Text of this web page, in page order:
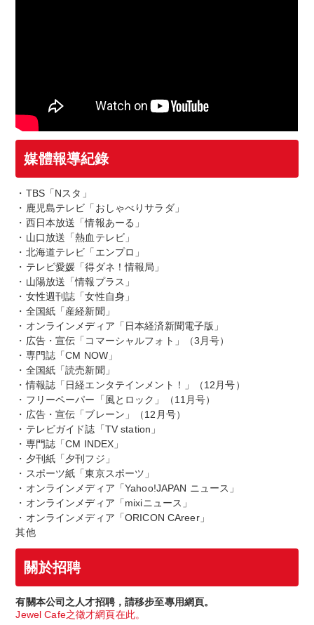
媒體報導紀錄
・TBS「Nスタ」
・鹿児島テレビ「おしゃべりサラダ」
・西日本放送「情報あーる」
・山口放送「熱血テレビ」
・北海道テレビ「エンプロ」
・テレビ愛媛「得ダネ！情報局」
・山陽放送「情報プラス」
・女性週刊誌「女性自身」
・全国紙「産経新聞」
・オンラインメディア「日本経済新聞電子版」
・広告・宣伝「コマーシャルフォト」（3月号）
・専門誌「CM NOW」
・全国紙「読売新聞」
・情報誌「日経エンタテインメント！」（12月号）
・フリーペーパー「風とロック」（11月号）
・広告・宣伝「ブレーン」（12月号）
・テレビガイド誌「TV station」
・専門誌「CM INDEX」
・夕刊紙「夕刊フジ」
・スポーツ紙「東京スポーツ」
・オンラインメディア「Yahoo!JAPAN ニュース」
・オンラインメディア「mixiニュース」
・オンラインメディア「ORICON CAreer」
其他
關於招聘
有關本公司之人才招聘，請移步至專用網頁。
Jewel Cafe之徵才網頁在此。